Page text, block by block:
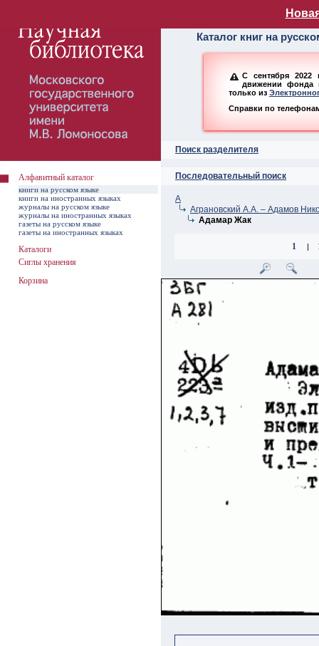
Алфавитный
Каталог книг на
С сентября 2022
движении фонда
только из
Справки по
Поиск разделителя
Последовательный поиск
А
Аграновский А.А. – Адамов
Адамар Жак
1 |
Алфавитный каталог
книги на русском языке
книги на иностранных языках
журналы на русском языке
журналы на иностранных языках
газеты на русском языке
газеты на иностранных языках
Каталоги
Сиглы хранения
Корзина